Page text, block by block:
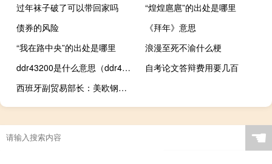
过年袜子破了可以带回家吗
“煌煌扈扈”的出处是哪里
债券的风险
《拜年》意思
“我在路中央”的出处是哪里
浪漫至死不渝什么梗
ddr43200是什么意思（ddr4是什么意思）
自考论文答辩费用要几百
西班牙副贸易部长：美欧钢铁协议将在年底前达成
☚